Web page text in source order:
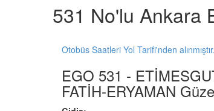
531 No'lu Ankara
Otobüs Saatleri Yol Tarifi'nden alınmıştır.
EGO 531 -
FATİH-ERYAMAN